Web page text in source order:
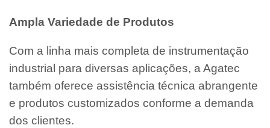
Ampla Variedade de Produtos
Com a linha mais completa de instrumentação
industrial para diversas aplicações, a Agatec
também oferece assistência técnica abrangente
e produtos customizados conforme a demanda
dos clientes.